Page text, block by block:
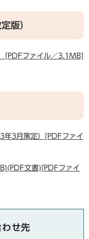
版）
[PDFファイル／3.1MB]
3月策定）[PDFファイ
文書)[PDFファイ
せ先